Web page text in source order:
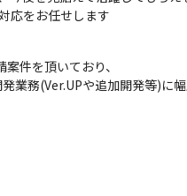
応をお任せします
件を頂いており、
務(Ver.UPや追加開発等)に幅